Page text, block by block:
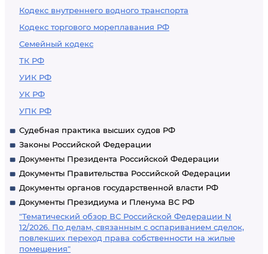
Кодекс внутреннего водного транспорта
Кодекс торгового мореплавания РФ
Семейный кодекс
ТК РФ
УИК РФ
УК РФ
УПК РФ
Судебная практика высших судов РФ
Законы Российской Федерации
Документы Президента Российской Федерации
Документы Правительства Российской Федерации
Документы органов государственной власти РФ
Документы Президиума и Пленума ВС РФ
"Тематический обзор ВС Российской Федерации N
12/2026. По делам, связанным с оспариванием сделок,
повлекших переход права собственности на жилые
помещения"